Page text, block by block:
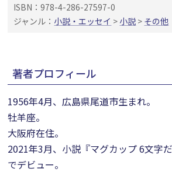
ISBN：978-4-286-27597-0
ジャンル： 小説・エッセイ > 小説 > その他
著者プロフィール
1956年4月、広島県尾道市生まれ。
牡羊座。
大阪府在住。
2021年3月、小説『マグカップ 6文字
でデビュー。